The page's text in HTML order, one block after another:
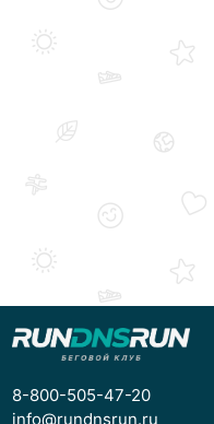
8-800-505-47-20
info@rundnsrun.ru